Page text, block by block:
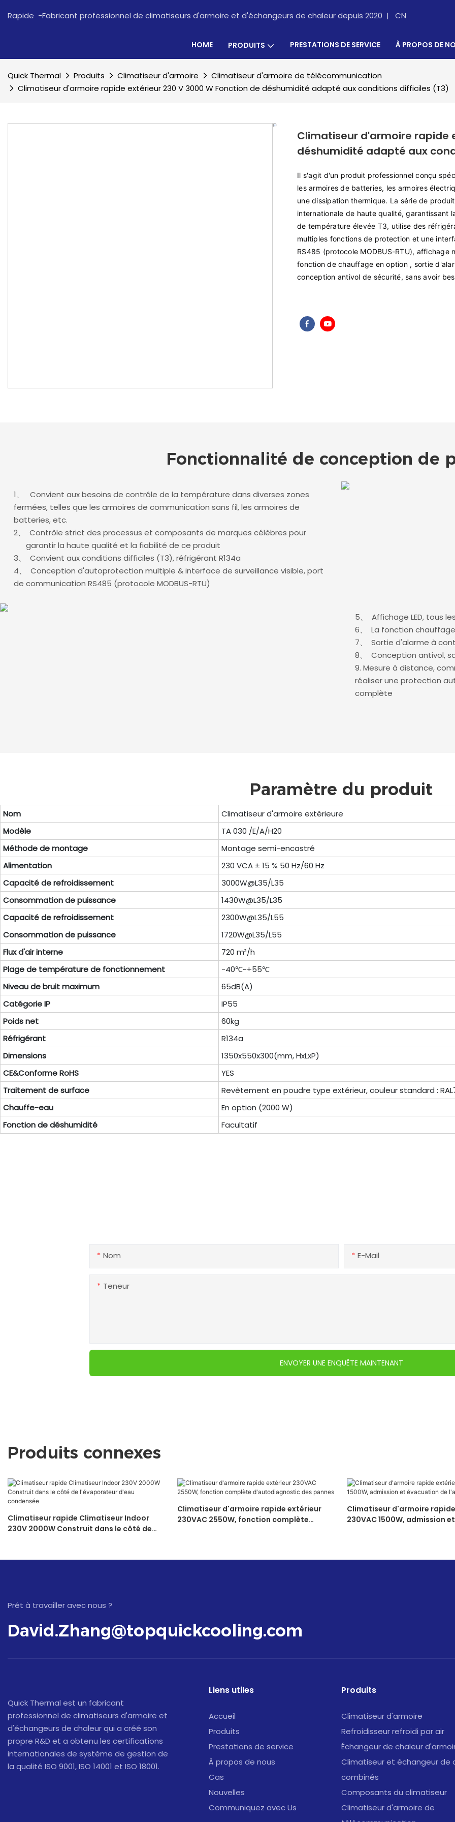
Rapide -Fabricant professionnel de climatiseurs d'armoire et d'échangeurs de chaleur depuis 2020 | CN
HOME PRODUITS PRESTATIONS DE SERVICE À PROPOS DE
Quick Thermal Produits Climatiseur d'armoire
Climatiseur d'armoire de télécommunication
Climatiseur d'armoire rapide extérieur 230 V 3000 W Fonction de déshumidité adapté aux conditions difficiles (T3)
Climatiseur d'armoire rapide
déshumidité adapté aux
Il s'agit d'un produit professionnel conçu
les armoires de batteries, les armoires
une dissipation thermique. La série de
internationale de haute qualité, garantissant
de température élevée T3, utilise des
multiples fonctions de protection et une
RS485 (protocole MODBUS-RTU), affichage
fonction de chauffage en option , sortie
conception antivol de sécurité, sans avoir
Fonctionnalité de conception de
1、
Convient aux besoins de contrôle de la température dans diverses zones
fermées, telles que les armoires de communication sans fil, les armoires de
batteries, etc.
2、
Contrôle strict des processus et composants de marques célèbres pour
garantir la haute qualité et la fiabilité de ce produit
3、
Convient aux conditions difficiles (T3), réfrigérant R134a
4、
Conception d'autoprotection multiple & interface de surveillance visible, port
de communication RS485 (protocole MODBUS-RTU)
5、
Affichage LED, tous
6、
La fonction
7、
Sortie d'alarme à
8、
Conception antivol,
9. Mesure à distance,
réaliser une protection
complète
Paramètre du produit
Nom
Climatiseur d'armoire extérieure
Modèle
TA 030 /E/A/H20
Méthode de montage
Montage semi-encastré
Alimentation
230 VCA ± 15 % 50 Hz/60 Hz
Capacité de refroidissement
3000W@L35/L35
Consommation de puissance
1430W@L35/L35
Capacité de refroidissement
2300W@L35/L55
Consommation de puissance
1720W@L35/L55
Flux d'air interne
720 m³/h
Plage de température de fonctionnement
-40℃~+55℃
Niveau de bruit maximum
65dB(A)
Catégorie IP
IP55
Poids net
60kg
Réfrigérant
R134a
Dimensions
1350x550x300(mm, HxLxP)
CE&Conforme RoHS
YES
Traitement de surface
Revêtement en poudre type extérieur, couleur standard :
Chauffe-eau
En option (2000 W)
Fonction de déshumidité
Facultatif
Nom E-Mail
Teneur
ENVOYER UNE ENQUÊTE MAINTENANT
Produits connexes
Climatiseur rapide Climatiseur Indoor
230V 2000W Construit dans le côté de
Climatiseur d'armoire rapide extérieur
230VAC 2550W, fonction complète
Climatiseur d'armoire
230VAC 1500W, admission
Prêt à travailler avec nous ?
David.Zhang@topquickcooling.com
Quick Thermal est un fabricant
professionnel de climatiseurs d'armoire et
d'échangeurs de chaleur qui a créé son
propre R&D et a obtenu les certifications
internationales de système de gestion de
la qualité ISO 9001, ISO 14001 et ISO 18001.
Liens utiles
Accueil
Produits
Prestations de service
À propos de nous
Cas
Nouvelles
Communiquez avec Us
Produits
Climatiseur d'armoire
Refroidisseur refroidi par air
Échangeur de chaleur
Climatiseur et échangeur de
combinés
Composants du climatiseur
Climatiseur d'armoire de